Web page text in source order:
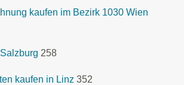
kaufen im Bezirk 1030 Wien
258
kaufen in Linz 352